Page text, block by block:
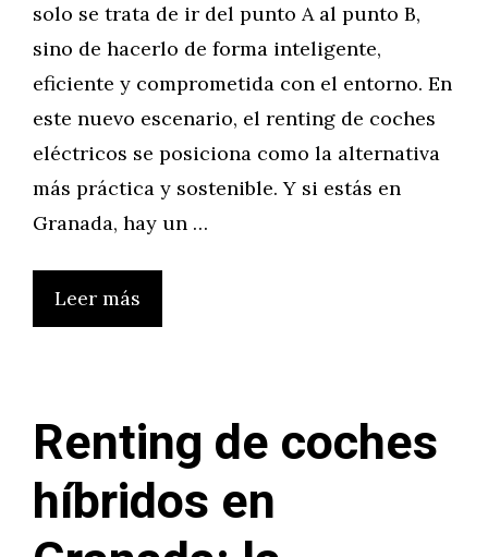
solo se trata de ir del punto A al punto B,
sino de hacerlo de forma inteligente,
eficiente y comprometida con el entorno. En
este nuevo escenario, el renting de coches
eléctricos se posiciona como la alternativa
más práctica y sostenible. Y si estás en
Granada, hay un …
Leer más
Renting de coches
híbridos en